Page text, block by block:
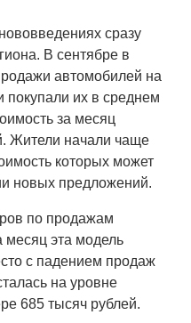
сразу
В сентябре в
автомобилей на
покупали их в среднем
за месяц
Жители начали чаще
которых может
новых предложений.
по продажам
месяц эта модель
с падением продаж
на уровне
685 тысяч рублей.